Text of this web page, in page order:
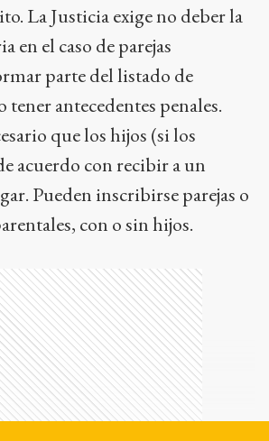
La Justicia exige no deber la
en el caso de parejas
parte del listado de
tener antecedentes penales.
que los hijos (si los
acuerdo con recibir a un
Pueden inscribirse parejas o
con o sin hijos.